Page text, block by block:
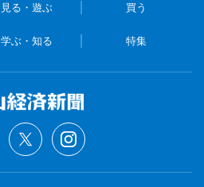
見る・遊ぶ 買う
学ぶ・知る 特集